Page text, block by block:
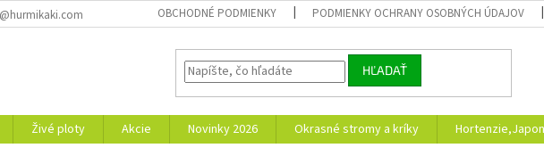
OBCHODNÉ PODMIENKY PODMIENKY OCHRANY OSOBNÝCH ÚDAJOV
HĽADAŤ
Živé ploty Akcie Novinky 2026 Okrasné stromy a kríky